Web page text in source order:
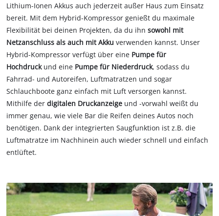
Lithium-Ionen Akkus auch jederzeit außer Haus zum Einsatz
bereit. Mit dem Hybrid-Kompressor genießt du maximale
Flexibilität bei deinen Projekten, da du ihnsowohl mit
Netzanschluss als auch mit Akku verwenden kannst. Unser
Hybrid-Kompressor verfügt über eine Pumpe für
Hochdruck und eine Pumpe für Niederdruck, sodass du
Fahrrad- und Autoreifen, Luftmatratzen und sogar
Schlauchboote ganz einfach mit Luft versorgen kannst.
Mithilfe derdigitalen Druckanzeige und -vorwahl weißt du
immer genau, wie viele Bar die Reifen deines Autos noch
benötigen. Dank der integrierten Saugfunktion ist z.B. die
Luftmatratze im Nachhinein auch wieder schnell und einfach
entlüftet.